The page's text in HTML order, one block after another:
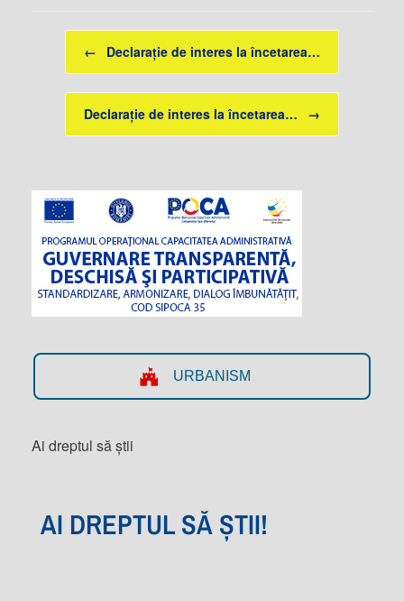
← Declarație de interes la încetarea…
Declarație de interes la încetarea… →
URBANISM
Ai dreptul să știi
AI DREPTUL SĂ ȘTII!